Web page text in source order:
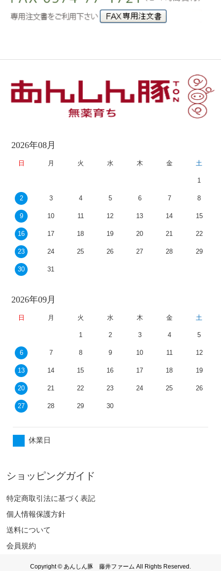
2026年08月
日 月 火 水 木 金 土
1
2 3 4 5 6 7 8
9 10 11 12 13 14 15
16 17 18 19 20 21 22
23 24 25 26 27 28 29
30 31
2026年09月
日 月 火 水 木 金 土
1 2 3 4 5
6 7 8 9 10 11 12
13 14 15 16 17 18 19
20 21 22 23 24 25 26
27 28 29 30
休業日
ショッピングガイド
特定商取引法に基づく表記
個人情報保護方針
送料について
会員規約
Copyright © あんしん豚 藤井ファーム All Rights Reserved.